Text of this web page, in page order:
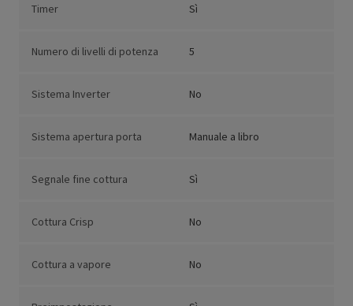
Timer Sì
Numero di livelli di potenza 5
Sistema Inverter No
Sistema apertura porta Manuale a libro
Segnale fine cottura Sì
Cottura Crisp No
Cottura a vapore No